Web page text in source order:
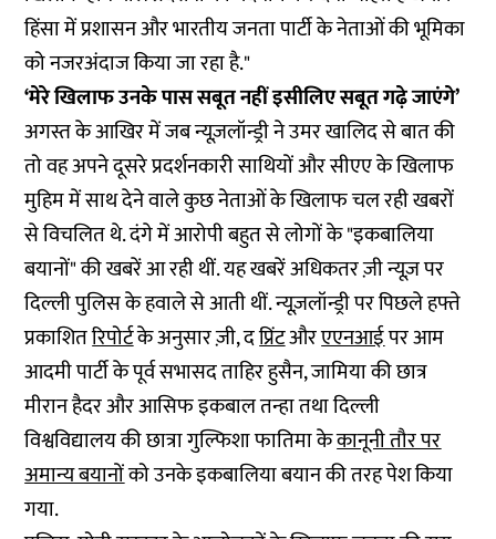
हिंसा में प्रशासन और भारतीय जनता पार्टी के नेताओं की भूमिका
को नजरअंदाज किया जा रहा है."
‘मेरे खिलाफ उनके पास सबूत नहीं इसीलिए सबूत गढ़े जाएंगे’
अगस्त के आखिर में जब न्यूज़लॉन्ड्री ने उमर खालिद से बात की
तो वह अपने दूसरे प्रदर्शनकारी साथियों और सीएए के खिलाफ
मुहिम में साथ देने वाले कुछ नेताओं के खिलाफ चल रही खबरों
से विचलित थे. दंगे में आरोपी बहुत से लोगों के "इकबालिया
बयानों" की खबरें आ रही थीं. यह खबरें अधिकतर ज़ी न्यूज़ पर
दिल्ली पुलिस के हवाले से आती थीं. न्यूज़लॉन्ड्री पर पिछले हफ्ते
प्रकाशितरिपोर्टके अनुसार ज़ी, दप्रिंटऔरएएनआईपर आम
आदमी पार्टी के पूर्व सभासद ताहिर हुसैन, जामिया की छात्र
मीरान हैदर और आसिफ इकबाल तन्हा तथा दिल्ली
विश्वविद्यालय की छात्रा गुल्फिशा फातिमा केकानूनी तौर पर
अमान्य बयानोंको उनके इकबालिया बयान की तरह पेश किया
गया.